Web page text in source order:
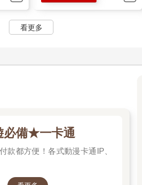
看更多
必備★一卡通
款都方便！各式動漫卡通IP、